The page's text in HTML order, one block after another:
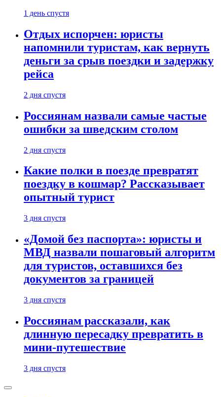
1 день спустя
Отдых испорчен: юристы
напомнили туристам, как вернуть
деньги за срыв поездки и задержку
рейса
2 дня спустя
Россиянам назвали самые частые
ошибки за шведским столом
2 дня спустя
Какие полки в поезде превратят
поездку в кошмар? Рассказывает
опытный турист
3 дня спустя
«Домой без паспорта»: юристы и
МВД назвали пошаговый алгоритм
для туристов, оставшихся без
документов за границей
3 дня спустя
Россиянам рассказали, как
длинную пересадку превратить в
мини-путешествие
3 дня спустя